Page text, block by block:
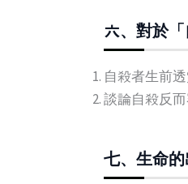
六、對於
自殺者生前
談論自殺反
七、生命的